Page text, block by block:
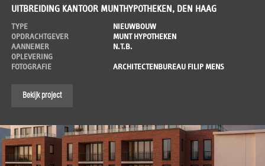
UITBREIDING KANTOOR MUNTHYPOTHEKEN, DEN HAAG
TYPE
NIEUWBOUW
OPDRACHTGEVER
MUNT HYPOTHEKEN
AANNEMER
N.T.B.
OPLEVERING
FOTOGRAFIE
ARCHITECTENBUREAU FILIP MENS
Bekijk project